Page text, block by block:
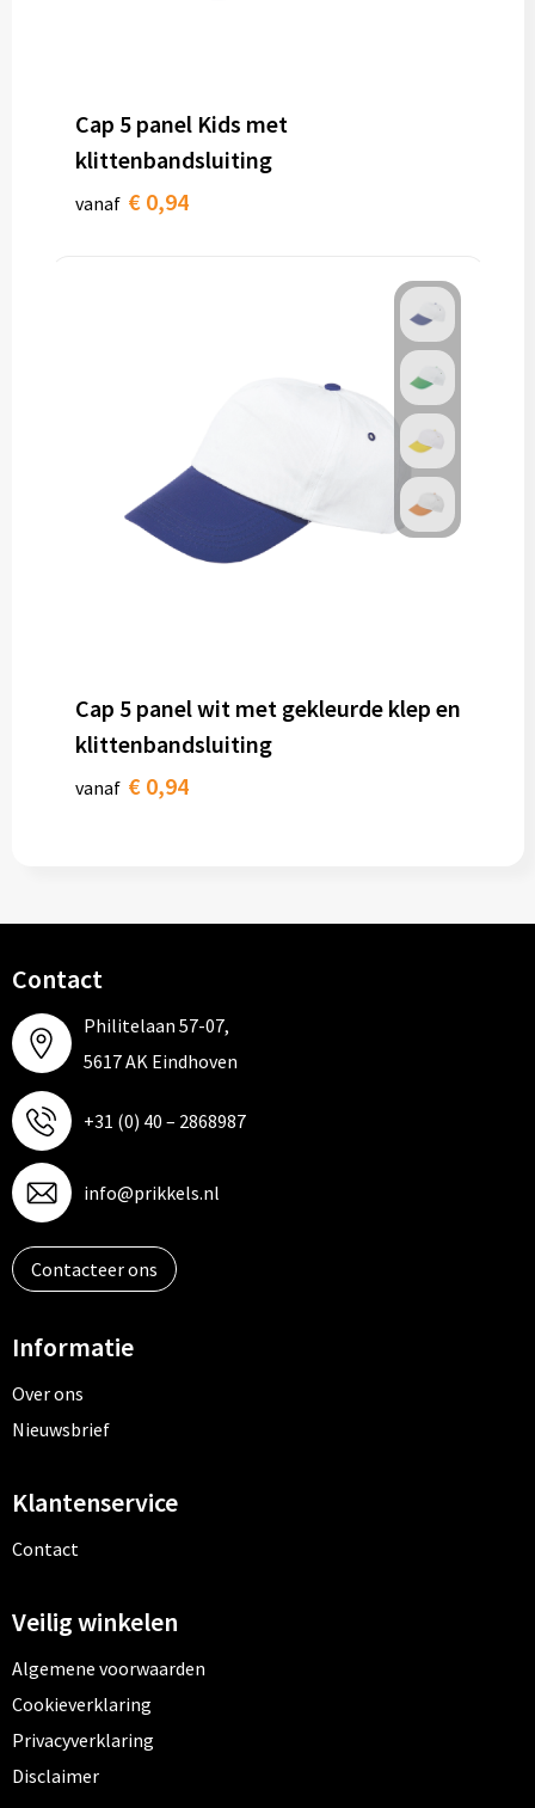
Cap 5 panel Kids met
klittenbandsluiting
vanaf € 0,94
Cap 5 panel wit met gekleurde klep en
klittenbandsluiting
vanaf € 0,94
Contact
Philitelaan 57-07,
5617 AK Eindhoven
+31 (0) 40 – 2868987
info@prikkels.nl
Contacteer ons
Informatie
Over ons
Nieuwsbrief
Klantenservice
Contact
Veilig winkelen
Algemene voorwaarden
Cookieverklaring
Privacyverklaring
Disclaimer